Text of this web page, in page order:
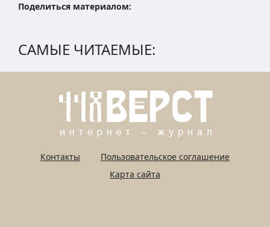
Поделиться материалом:
САМЫЕ ЧИТАЕМЫЕ:
Контакты
Пользовательское соглашение
Карта сайта